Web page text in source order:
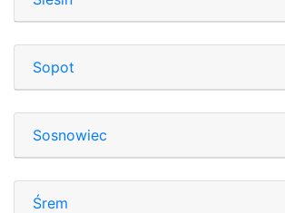
Sopot
Sosnowiec
Śrem